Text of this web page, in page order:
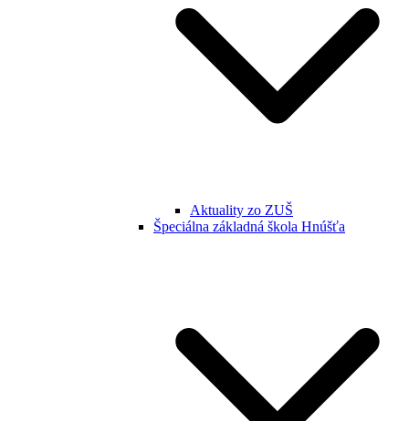
Aktuality zo ZUŠ
Špeciálna základná škola Hnúšťa